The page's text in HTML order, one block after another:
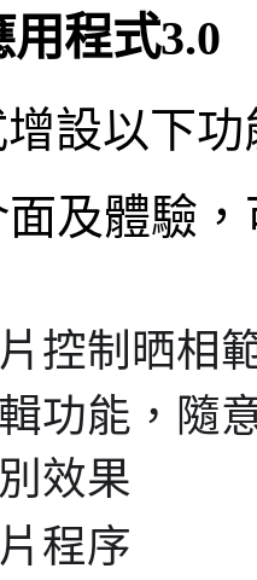
用程式3.0
設以下功
及體驗
控制晒相
功能，隨
效果
程序